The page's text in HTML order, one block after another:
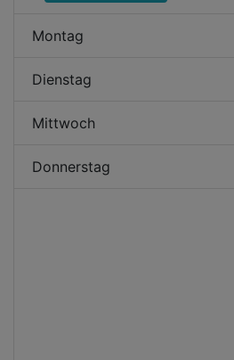
Montag
Dienstag
Mittwoch
Donnerstag